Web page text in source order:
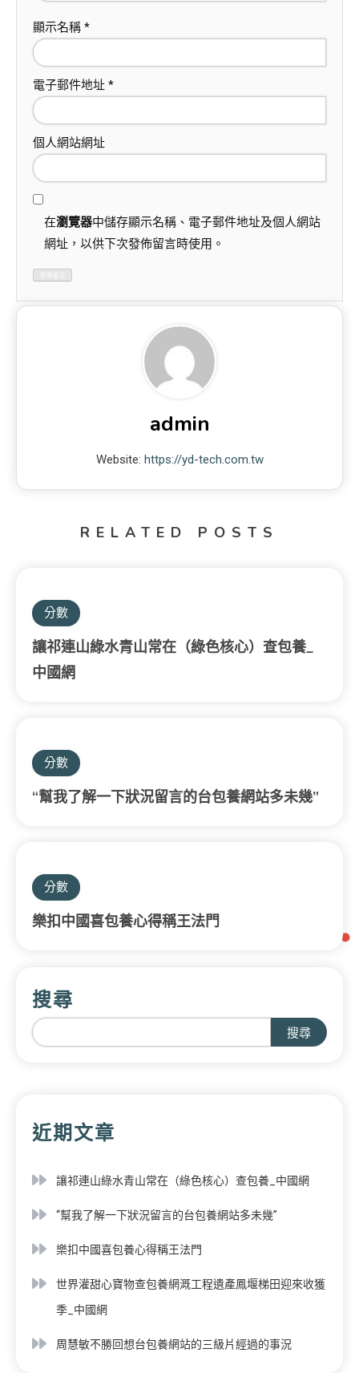
顯示名稱 *
電子郵件地址 *
個人網站網址
在瀏覽器中儲存顯示名稱、電子郵件地址及個人網站
網址，以供下次發佈留言時使用。
admin
Website: https://yd-tech.com.tw
RELATED POSTS
分數
讓祁連山綠水青山常在（綠色核心）查包養_
中國網
分數
“幫我了解一下狀況留言的台包養網站多未幾”
分數
樂扣中國喜包養心得稱王法門
搜尋
搜尋
近期文章
讓祁連山綠水青山常在（綠色核心）查包養_中國網
“幫我了解一下狀況留言的台包養網站多未幾”
樂扣中國喜包養心得稱王法門
世界灌甜心寶物查包養網溉工程遺產鳳堰梯田迎來收獲
季_中國網
周慧敏不勝回想台包養網站的三級片經過的事況